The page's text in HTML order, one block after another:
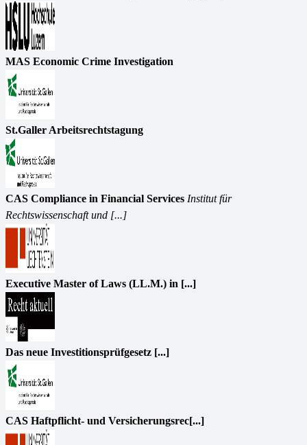
MAS Economic Crime Investigation
St.Galler Arbeitsrechtstagung
CAS Compliance in Financial Services Institut für
Rechtswissenschaft und [...]
Executive Master of Laws (LL.M.) in [...]
Das neue Investitionsprüfgesetz [...]
CAS Haftpflicht- und Versicherungsrec[...]